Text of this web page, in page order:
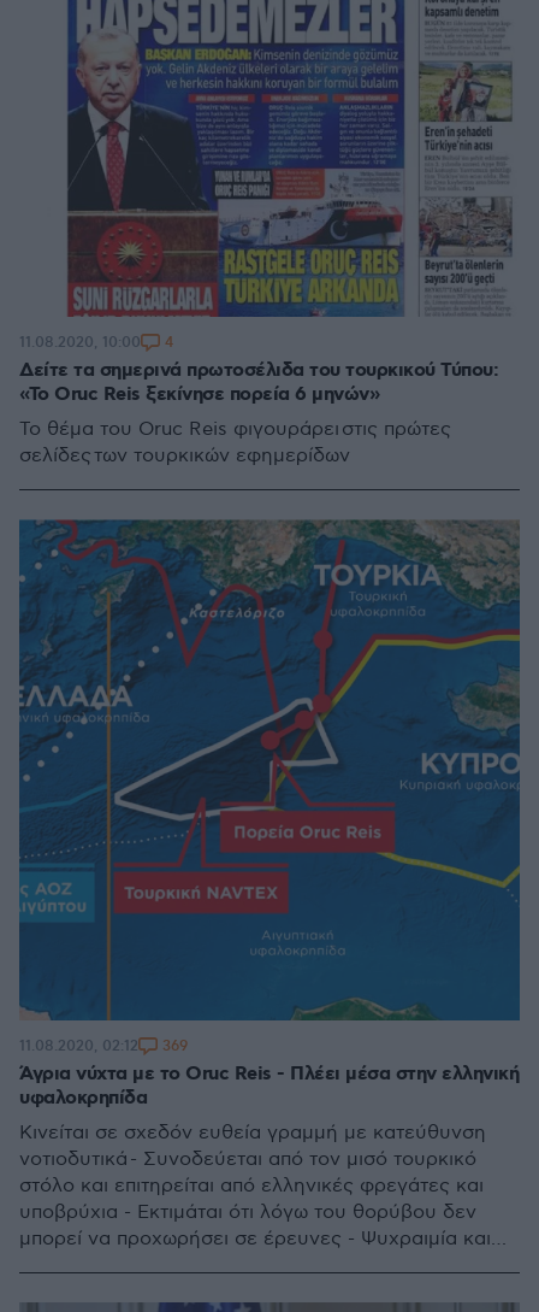
Δείτε τα σημερινά πρωτοσέλιδα του τουρκικού Τύπου:
«Το Oruc Reis ξεκίνησε πορεία 6 μηνών»
Το θέμα του Oruc Reis φιγουράρει στις πρώτες
σελίδες των τουρκικών εφημερίδων
11.08.2020, 10:00 4
Άγρια νύχτα με το Oruc Reis - Πλέει μέσα στην ελληνική
υφαλοκρηπίδα
Κινείται σε σχεδόν ευθεία γραμμή με κατεύθυνση
νοτιοδυτικά - Συνοδεύεται από τον μισό τουρκικό
στόλο και επιτηρείται από ελληνικές φρεγάτες και
υποβρύχια - Εκτιμάται ότι λόγω του θορύβου δεν
μπορεί να προχωρήσει σε έρευνες - Ψυχραιμία και
11.08.2020, 02:12 369